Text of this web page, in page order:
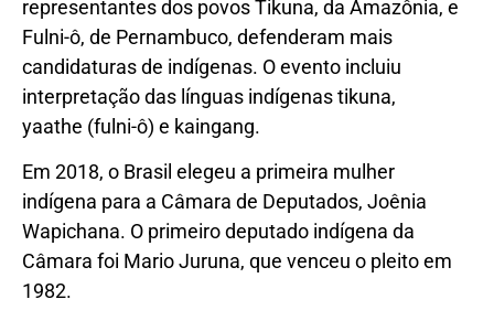
representantes dos povos Tikuna, da Amazônia, e
Fulni-ô, de Pernambuco, defenderam mais
candidaturas de indígenas. O evento incluiu
interpretação das línguas indígenas tikuna,
yaathe (fulni-ô) e kaingang.
Em 2018, o Brasil elegeu a primeira mulher
indígena para a Câmara de Deputados, Joênia
Wapichana. O primeiro deputado indígena da
Câmara foi Mario Juruna, que venceu o pleito em
1982.